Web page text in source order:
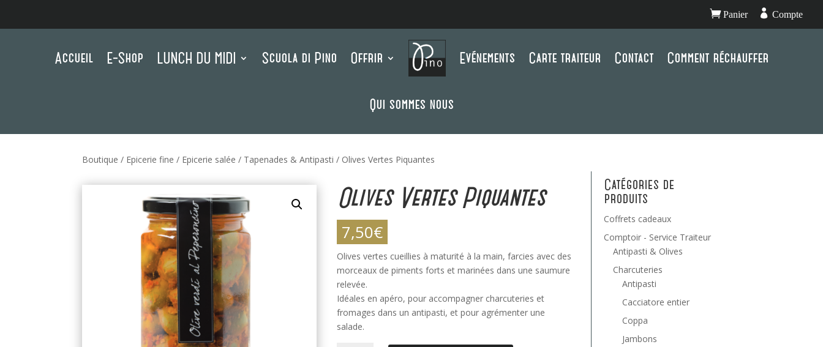
Panier  Compte
Accueil E-Shop LUNCH DU MIDI Scuola di Pino Offrir Evénements Carte traiteur Contact Comment réchauffer
Qui sommes nous
Boutique / Epicerie fine / Epicerie salée / Tapenades & Antipasti / Olives Vertes Piquantes
Olives Vertes Piquantes
7,50€
Olives vertes cueillies à maturité à la main, farcies avec des
morceaux de piments forts et marinées dans une saumure
relevée.
Idéales en apéro, pour accompagner charcuteries et
fromages dans un antipasti, et pour agrémenter une
salade.
Catégories de
produits
Coffrets cadeaux
Comptoir - Service Traiteur
Antipasti & Olives
Charcuteries
Antipasti
Cacciatore entier
Coppa
Jambons